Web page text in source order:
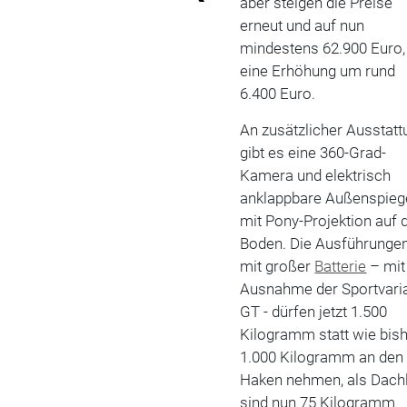
erneut und auf nun
mindestens 62.900 Euro,
eine Erhöhung um rund
6.400 Euro.
An zusätzlicher
gibt es eine 360-Grad-
Kamera und elektrisch
anklappbare
mit Pony-Projektion auf
Boden. Die
mit großer Batterie – mit
Ausnahme der
GT - dürfen jetzt 1.500
Kilogramm statt wie
1.000 Kilogramm an den
Haken nehmen, als
sind nun 75 Kilogramm